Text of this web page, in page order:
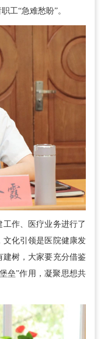
工“急难愁盼”。
作、医疗业务进行了
文化引领是医院健康发
建树，大家要充分借鉴
垒”作用，凝聚思想共